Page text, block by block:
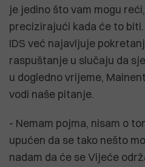
je jedino što vam mogu
precizirajući kada će to
IDS već najavljuje
raspuštanje u slučaju da
u dogledno vrijeme,
vodi naše pitanje.
- Nemam pojma, nisam o
upućen da se tako nešto
nadam da će se Vijeće